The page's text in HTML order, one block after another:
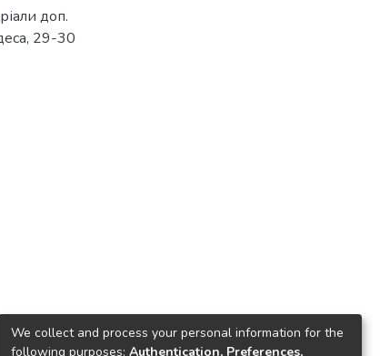
доп.
29-30
We collect and process your personal information for the
following purposes: Authentication, Preferences,